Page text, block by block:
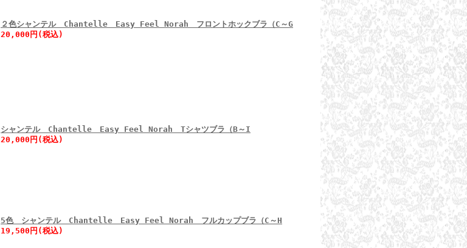
２色シャンテル Chantelle Easy Feel Norah フロントホックブラ（C～G
20,000円(税込)
シャンテル Chantelle Easy Feel Norah Tシャツブラ（B～I
20,000円(税込)
5色 シャンテル Chantelle Easy Feel Norah フルカップブラ（C～H
19,500円(税込)